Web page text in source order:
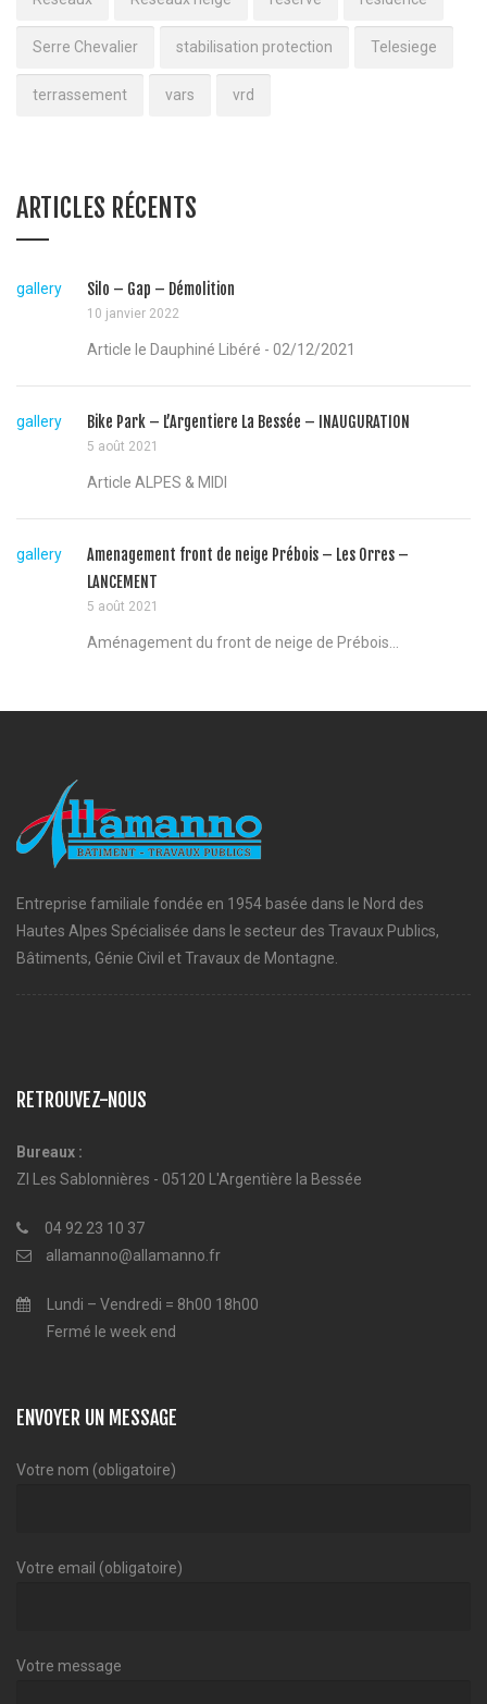
Serre Chevalier stabilisation protection Telesiege
terrassement vars vrd
ARTICLES RÉCENTS
gallery Silo – Gap – Démolition
10 janvier 2022
Article le Dauphiné Libéré - 02/12/2021
gallery Bike Park – L’Argentiere La Bessée – INAUGURATION
5 août 2021
Article ALPES & MIDI
gallery
Amenagement front de neige Prébois – Les Orres –
LANCEMENT
5 août 2021
Aménagement du front de neige de Prébois...
Entreprise familiale fondée en 1954 basée dans le Nord des
Hautes Alpes Spécialisée dans le secteur des Travaux Publics,
Bâtiments, Génie Civil et Travaux de Montagne.
RETROUVEZ-NOUS
Bureaux :
ZI Les Sablonnières - 05120 L'Argentière la Bessée
04 92 23 10 37
allamanno@allamanno.fr
Lundi – Vendredi = 8h00 18h00
Fermé le week end
ENVOYER UN MESSAGE
Votre nom (obligatoire)
Votre email (obligatoire)
Votre message